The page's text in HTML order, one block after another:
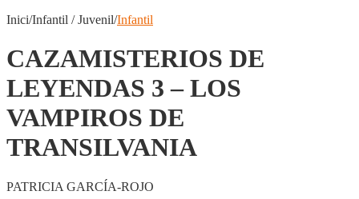
Inici/Infantil / Juvenil/Infantil
CAZAMISTERIOS DE
LEYENDAS 3 – LOS
VAMPIROS DE
TRANSILVANIA
PATRICIA GARCÍA-ROJO